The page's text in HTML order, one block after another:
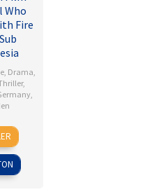
Who
Fire
, Drama,
,
,